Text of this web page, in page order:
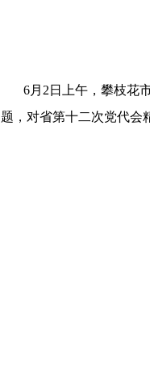
6月2日上午，攀枝花
题，对省第十二次党代会